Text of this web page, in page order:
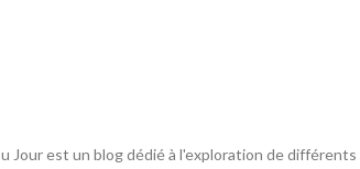
Jour est un blog dédié à l'exploration de